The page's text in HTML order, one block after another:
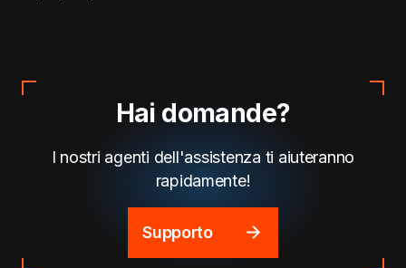
Hai domande?
I nostri agenti dell'assistenza ti aiuteranno
rapidamente!
Supporto